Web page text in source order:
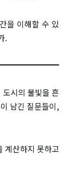
을 이해할 수 있
.
시의 불빛을 흔
남긴 질문들이,
계산하지 못하고